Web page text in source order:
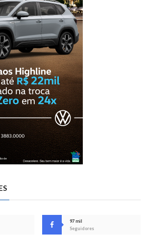
97 mil
Seguidores